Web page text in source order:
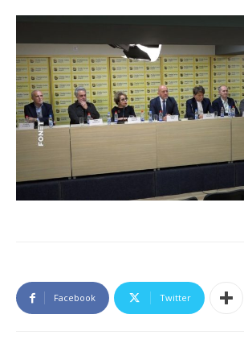
Facebook Twitter